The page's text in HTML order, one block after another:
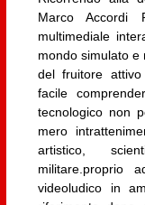
Marco Accordi
multimediale
mondo simulato e
del fruitore attivo
facile
tecnologico non
mero
artistico,
militare.proprio
videoludico in